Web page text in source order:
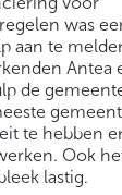
was
aan te
Antea
de
te hebben
Ook
lastig.